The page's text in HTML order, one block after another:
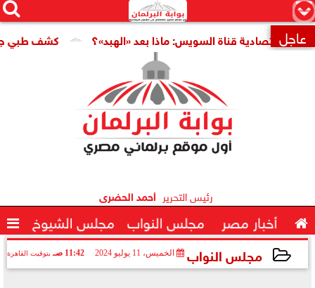
×


 عاجل كشف طبي جديد قناة السويس: ماذا بعد «الهبد»؟
رئيس التحرير أحمد الحضرى
 أخبار مصر مجلس النواب مجلس الشيوخ 
مجلس النواب الخميس، 11 يوليو 2024 11:42 صـ بتوقيت القاهرة